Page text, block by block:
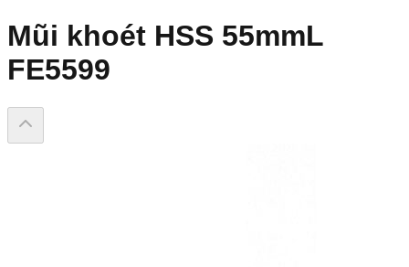
Mũi khoét HSS 55mmL
FE5599